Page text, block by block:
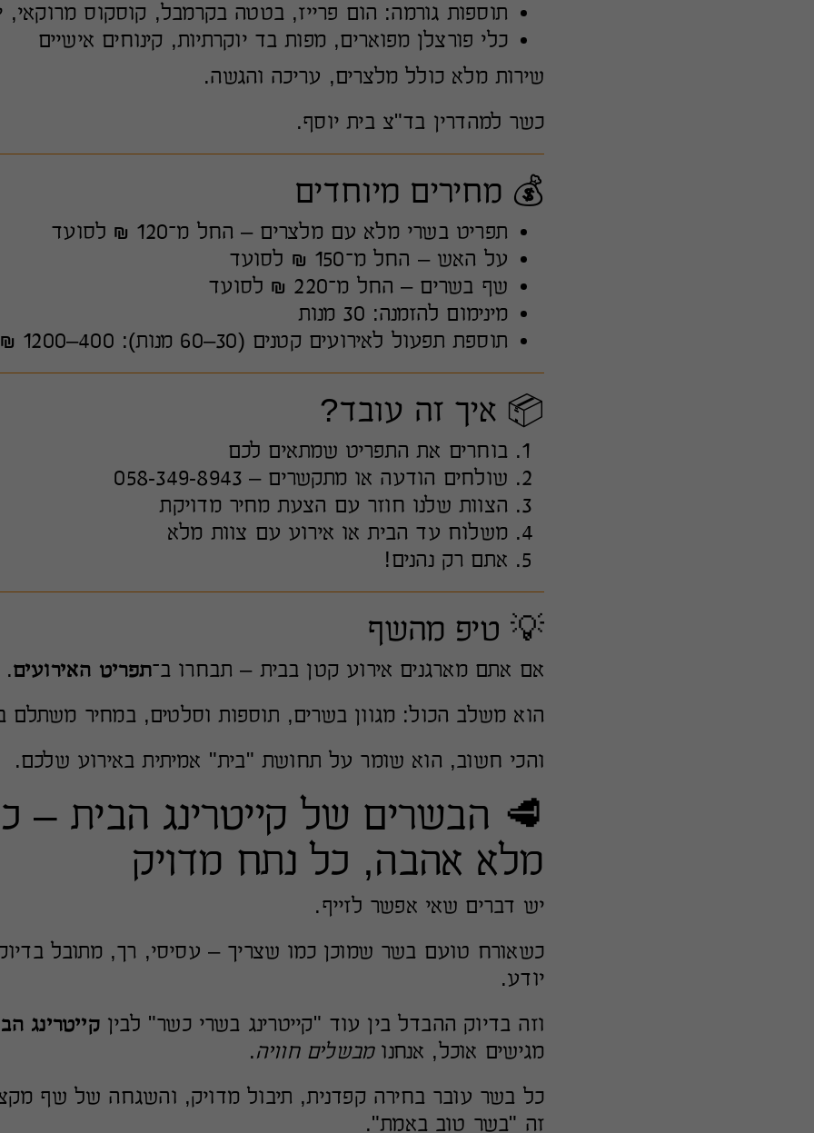
תוספות גורמה: הום פרייז, בטטה בקרמבל, קוסקוס
כלי פורצלן מפוארים, מפות בד יוקרתיות, קינוחים אישיים
שירות מלא כולל מלצרים, עריכה והגשה.
כשר למהדרין בד"צ בית יוסף.
💰 מחירים מיוחדים
תפריט בשרי מלא עם מלצרים – החל מ־120 ₪ לסועד
על האש – החל מ־150 ₪ לסועד
שף בשרים – החל מ־220 ₪ לסועד
מינימום להזמנה: 30 מנות
תוספת תפעול לאירועים קטנים (30–60 מנות): 400–1200 ₪
📦 איך זה עובד?
בוחרים את התפריט שמתאים לכם
שולחים הודעה או מתקשרים – 058-349-8943
הצוות שלנו חוזר עם הצעת מחיר מדויקת
משלוח עד הבית או אירוע עם צוות מלא
אתם רק נהנים!
💡 טיפ מהשף
אם אתם מארגנים אירוע קטן בבית – תבחרו ב־תפריט האירועים.
הוא משלב הכול: מגוון בשרים, תוספות וסלטים, במחיר משתלם
והכי חשוב, הוא שומר על תחושת "בית" אמיתית באירוע שלכם.
🥩 הבשרים של קייטרינג הבית –
מלא אהבה, כל נתח מדויק
יש דברים שאי אפשר לזייף.
כשאורח טועם בשר שמוכן כמו שצריך – עסיסי, רך, מתובל
יודע.
וזה בדיוק ההבדל בין עוד "קייטרינג בשרי כשר" לביןקייטרינג
מגישים אוכל, אנחנומבשלים חוויה.
כל בשר עובר בחירה קפדנית, תיבול מדויק, והשגחה של שף
זה "בשר טוב באמת".